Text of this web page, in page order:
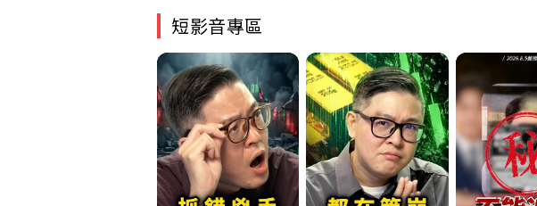
短影音專區